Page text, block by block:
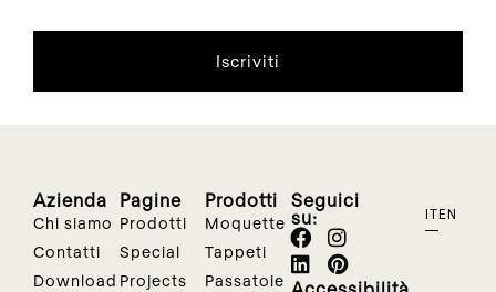
Iscriviti
Azienda
Chi siamo
Contatti
Download
Pagine
Prodotti
Special
Projects
Prodotti
Moquette
Tappeti
Passatoie
Seguici
su:
Accessibilità
ITEN